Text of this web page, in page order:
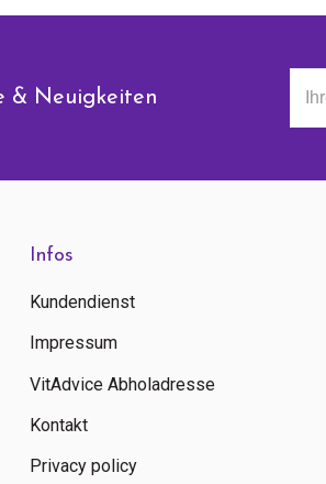
& Neuigkeiten
Infos
Kundendienst
Impressum
VitAdvice Abholadresse
Kontakt
Privacy policy